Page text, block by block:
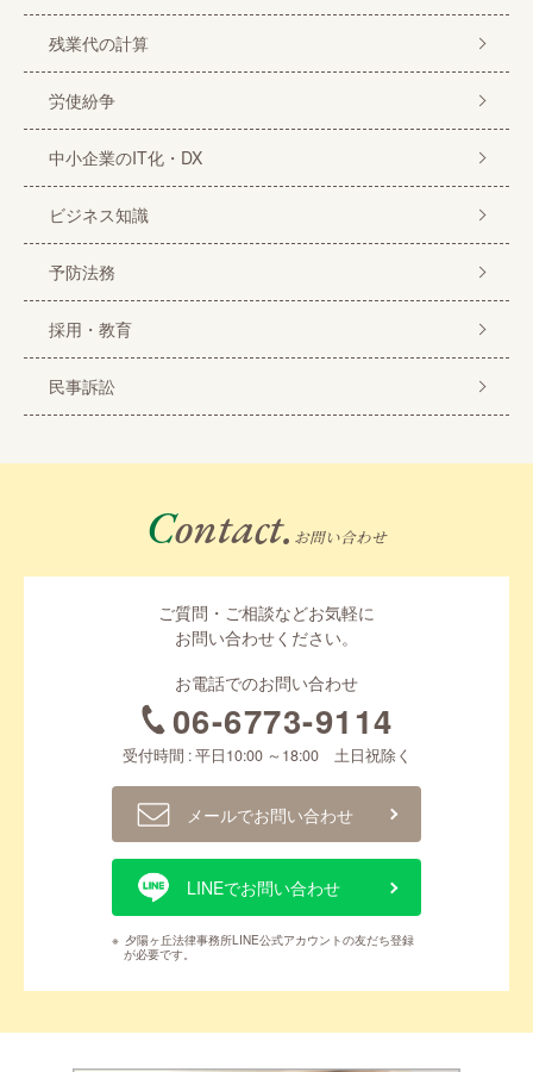
残業代の計算
労使紛争
中小企業のIT化・DX
ビジネス知識
予防法務
採用・教育
民事訴訟
Contact. お問い合わせ
ご質問・ご相談などお気軽に
お問い合わせください。
お電話でのお問い合わせ
06-6773-9114
受付時間 : 平日10:00 ～18:00 土日祝除く
メールでお問い合わせ
LINEでお問い合わせ
※ 夕陽ヶ丘法律事務所LINE公式アカウントの友だち登録
が必要です。